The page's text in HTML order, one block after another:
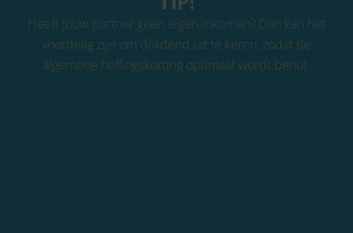
Heeft jouw partner geen eigen inkomen? Dan kan het
voordelig zijn om dividend uit te keren, zodat de
algemene heffingskorting optimaal wordt benut.